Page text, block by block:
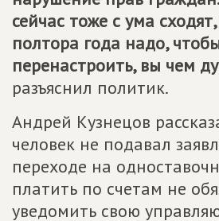
сейчас тоже с ума
полтора года надо,
перенастроить, вы чем
разъяснил политик.
Андрей Кузнецов
человек не подавал
переходе на
платить по счетам не
уведомить свою